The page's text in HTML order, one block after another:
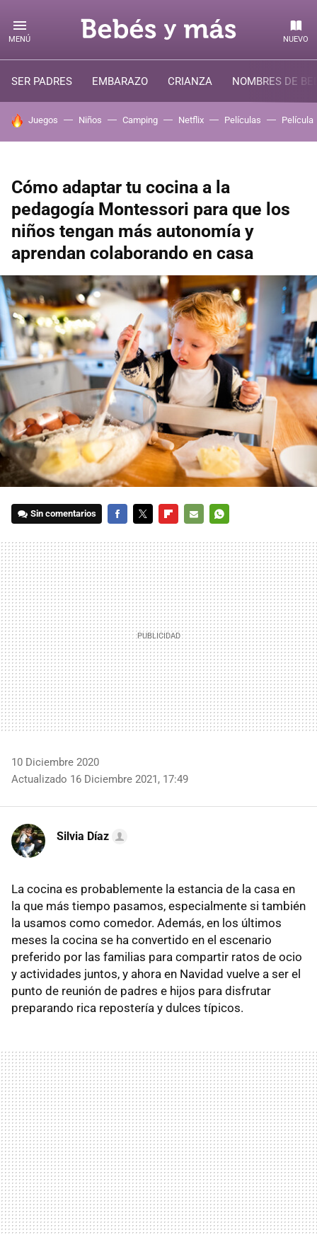
MENÚ NUEVO
SER PADRES EMBARAZO CRIANZA NOMBRES DE
HOY SE HABLA DE
Juegos Niños Camping Netflix Películas Película
Cómo adaptar tu cocina a la
pedagogía Montessori para que los
niños tengan más autonomía y
aprendan colaborando en casa
Sin comentarios
MAIL
10 Diciembre 2020
Actualizado 16 Diciembre 2021, 17:49
Silvia Díaz
La cocina es probablemente la estancia de la casa en
la que más tiempo pasamos, especialmente si también
la usamos como comedor. Además, en los últimos
meses la cocina se ha convertido en el escenario
preferido por las familias para compartir ratos de ocio
y actividades juntos, y ahora en Navidad vuelve a ser el
punto de reunión de padres e hijos para disfrutar
preparando rica repostería y dulces típicos.